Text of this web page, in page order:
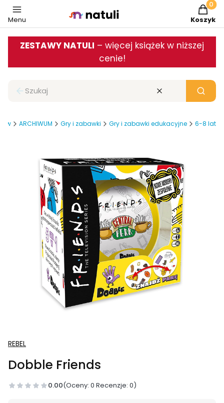
Menu Koszyk
ZESTAWY NATULI – więcej książek w niższej
cenie!
Zamknij wyszukiwarkę Wyczyść Szukaj
ARCHIWUM Gry i zabawki Gry i zabawki edukacyjne 6-8 lat
REBEL
Dobble Friends
0.00(Oceny: 0 Recenzje: 0)